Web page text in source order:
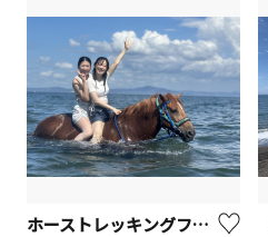
ホーストレッキングファーム三浦海岸